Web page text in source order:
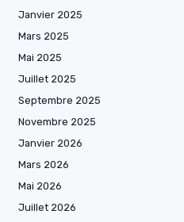
Janvier 2025
Mars 2025
Mai 2025
Juillet 2025
Septembre 2025
Novembre 2025
Janvier 2026
Mars 2026
Mai 2026
Juillet 2026